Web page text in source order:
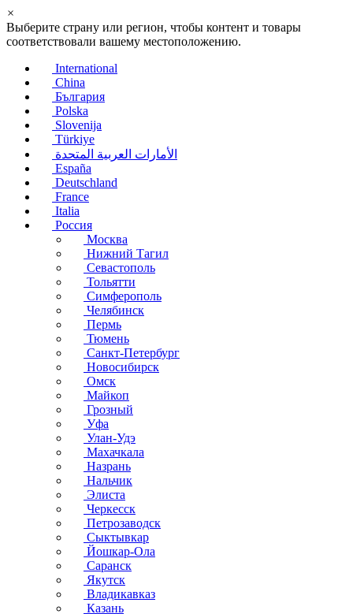
×
Выберите страну или регион, чтобы контент и товары
соответствовали вашему местоположению.
International
China
България
Polska
Slovenija
Türkiye
الأمارات العربية المتحدة
España
Deutschland
France
Italia
Россия
Москва
Нижний Тагил
Севастополь
Тольятти
Симферополь
Челябинск
Пермь
Тюмень
Санкт-Петербург
Новосибирск
Омск
Майкоп
Грозный
Уфа
Улан-Удэ
Махачкала
Назрань
Нальчик
Элиста
Черкесск
Петрозаводск
Сыктывкар
Йошкар-Ола
Саранск
Якутск
Владикавказ
Казань